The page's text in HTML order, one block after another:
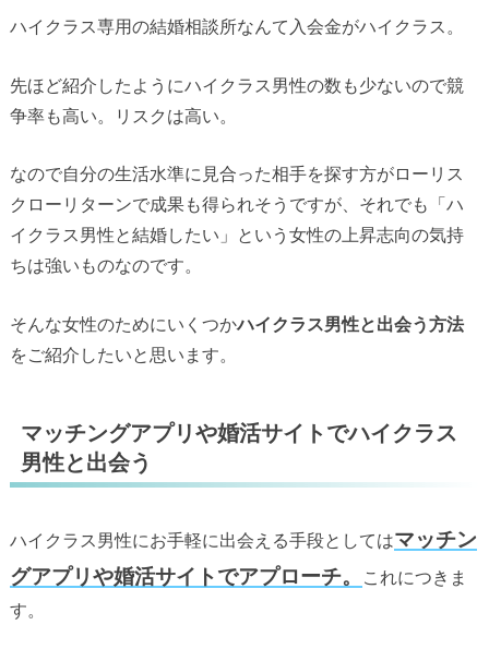
ハイクラス専用の結婚相談所なんて入会金がハイクラス。
先ほど紹介したようにハイクラス男性の数も少ないので競
争率も高い。リスクは高い。
なので自分の生活水準に見合った相手を探す方がローリス
クローリターンで成果も得られそうですが、それでも「ハ
イクラス男性と結婚したい」という女性の上昇志向の気持
ちは強いものなのです。
そんな女性のためにいくつかハイクラス男性と出会う方法
をご紹介したいと思います。
マッチングアプリや婚活サイトでハイクラス
男性と出会う
ハイクラス男性にお手軽に出会える手段としてはマッチン
グアプリや婚活サイトでアプローチ。
これにつきま
す。